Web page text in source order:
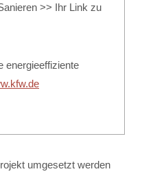
>> Ihr Link zu
energieeffiziente
umgesetzt werden